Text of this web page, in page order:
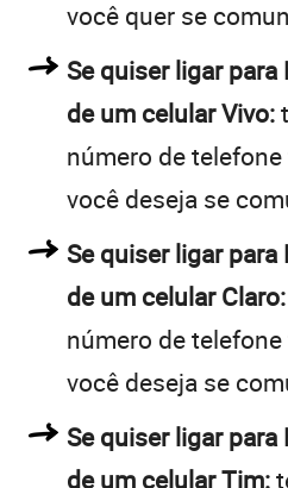
você quer se
Se quiser ligar
de um celular Vivo:
número de
você deseja se
Se quiser ligar
de um celular Claro:
número de
você deseja se
Se quiser ligar
de um celular Tim: